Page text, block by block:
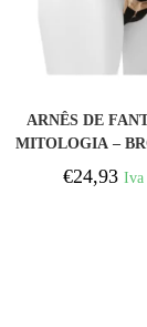
ARNÊS DE
MITOLOGIA –
€24,93 Iva